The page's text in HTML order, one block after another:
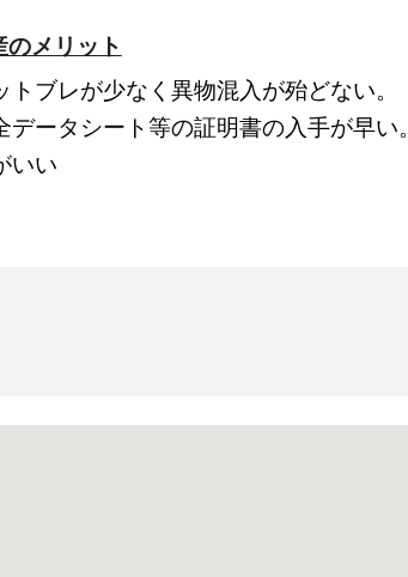
のメリット
トブレが少なく異物混入が殆どない。
データシート等の証明書の入手が早い。
いい